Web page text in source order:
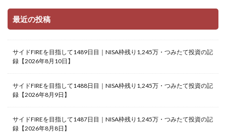
最近の投稿
サイドFIREを目指して1489日目｜NISA枠残り1,245万・つみたて投資の記
録【2026年8月10日】
サイドFIREを目指して1488日目｜NISA枠残り1,245万・つみたて投資の記
録【2026年8月9日】
サイドFIREを目指して1487日目｜NISA枠残り1,245万・つみたて投資の記
録【2026年8月8日】